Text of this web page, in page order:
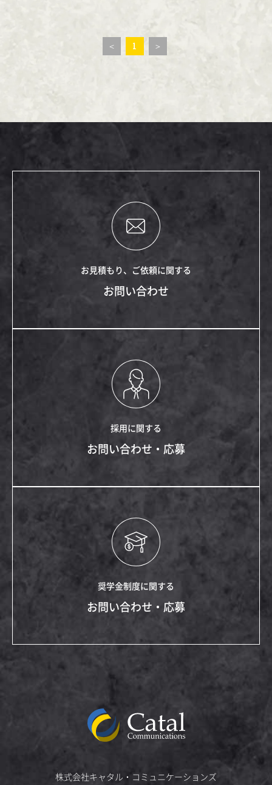
＜ 1 ＞
お見積もり、ご依頼に関する
お問い合わせ
採用に関する
お問い合わせ・応募
奨学金制度に関する
お問い合わせ・応募
株式会社キャタル・コミュニケーションズ